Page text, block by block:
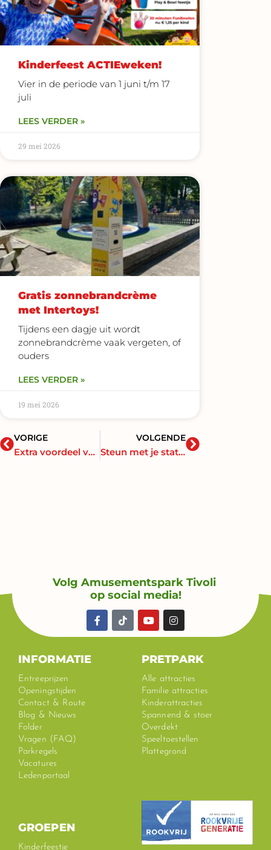
Kinderfeest ACTIEweken!
Vier in de periode van 1 juni t/m 17
juli
LEES VERDER »
29 mei 2026
Gratis zonnebrandcrème
met Intertoys!
Tijdens een dagje uit wordt
zonnebrandcrème vaak vergeten, of
ouders
LEES VERDER »
19 mei 2026
Vorige
VORIGE
Extra voordeel voor nieuwsbriefleden!
VOLGENDE
Steun met je statiegeld Stichting Mijn Liefste Wens
Volgende
Volg Amusementspark Tivoli
op social media!
F
a
c
T
i
k
Y
o
u
u
b
e
I
n
s
a
g
r
a
m
INFORMATIE
Entreeprijzen
Openingstijden
Contact & Route
Blog & Nieuws
Folder
Vragen (FAQ)
Parkregels
Vacatures
Ledenportaal
PRETPARK
Alle attracties
Familie attracties
Kinderattracties
Spannend & stoer
Overdekt
Speeltoestellen
Plattegrond
GROEPEN
Kinderfeestje